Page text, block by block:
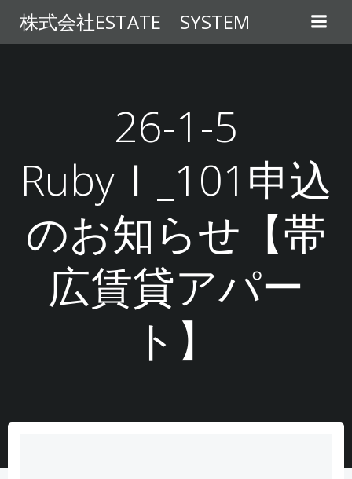
ン
テ
ス
プ
株式会社ESTATE SYSTEM
26-1-5
RubyⅠ_101申込
のお知らせ【帯
広賃貸アパー
ト】